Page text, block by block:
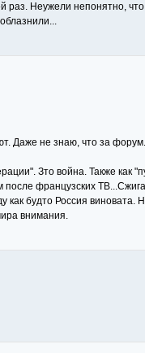
Неужели непонятно,
Даже не знаю, что за
Зто война. Также как
французских
как будто Россия
внимания.